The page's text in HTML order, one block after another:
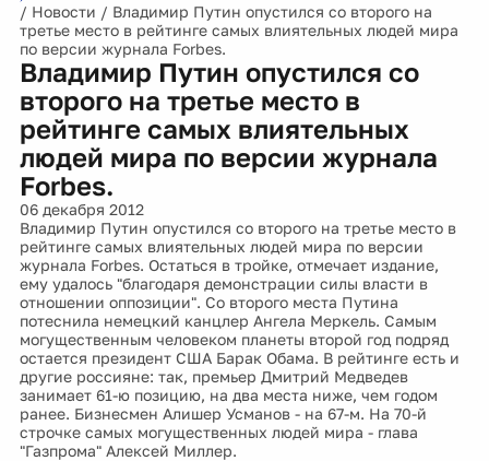
/ Новости / Владимир Путин опустился со второго на
третье место в рейтинге самых влиятельных людей мира
по версии журнала Forbes.
Владимир Путин опустился со
второго на третье место в
рейтинге самых влиятельных
людей мира по версии журнала
Forbes.
06 декабря 2012
Владимир Путин опустился со второго на третье место в
рейтинге самых влиятельных людей мира по версии
журнала Forbes. Остаться в тройке, отмечает издание,
ему удалось "благодаря демонстрации силы власти в
отношении оппозиции". Со второго места Путина
потеснила немецкий канцлер Ангела Меркель. Самым
могущественным человеком планеты второй год подряд
остается президент США Барак Обама. В рейтинге есть и
другие россияне: так, премьер Дмитрий Медведев
занимает 61-ю позицию, на два места ниже, чем годом
ранее. Бизнесмен Алишер Усманов - на 67-м. На 70-й
строчке самых могущественных людей мира - глава
"Газпрома" Алексей Миллер.